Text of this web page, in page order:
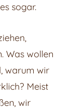
sogar.
Was wollen
warum wir
Meist
wir